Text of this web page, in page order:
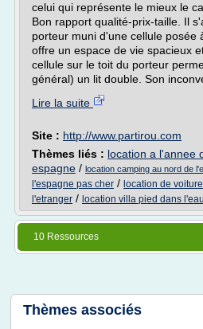
celui qui représente le mieux le
Bon rapport qualité-prix-taille. Il
porteur muni d'une cellule posée
offre un espace de vie spacieux
cellule sur le toit du porteur
général) un lit double. Son
Lire la suite
Site : http://www.partirou.com
Thèmes liés : location a l'annee
espagne / location camping au nord de
l'espagne pas cher / location de
l'etranger / location villa pied dans
10 Ressources
Thèmes associés